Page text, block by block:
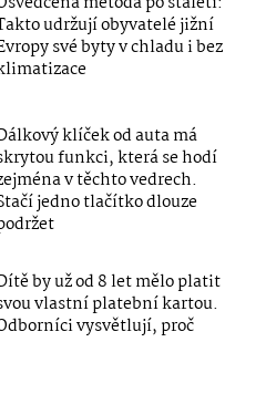
udržují obyvatelé jižní
své byty v chladu i bez
klíček od auta má
funkci, která se hodí
v těchto vedrech.
jedno tlačítko dlouze
by už od 8 let mělo platit
vlastní platební kartou.
vysvětlují, proč